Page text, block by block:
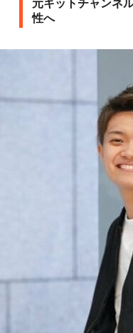
元キットチャンネ
性へ